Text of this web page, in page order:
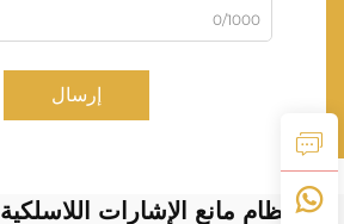
0/1000
إرسال
نظام مانع الإشارات